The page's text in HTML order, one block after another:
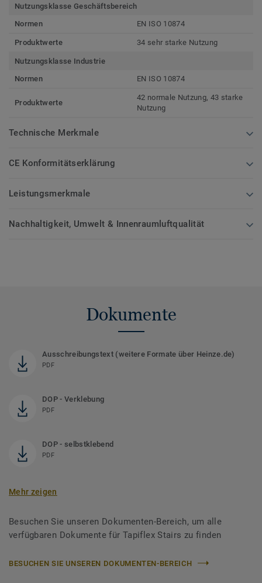
Nutzungsklasse Geschäftsbereich
Normen
EN ISO 10874
Produktwerte 34 sehr starke Nutzung
Nutzungsklasse Industrie
Normen
EN ISO 10874
Produktwerte
42 normale Nutzung, 43 starke
Nutzung
Technische Merkmale
CE Konformitätserklärung
Leistungsmerkmale
Nachhaltigkeit, Umwelt & Innenraumluftqualität
Dokumente
Ausschreibungstext (weitere Formate über Heinze.de)
PDF
DOP - Verklebung
PDF
DOP - selbstklebend
PDF
Mehr zeigen
Besuchen Sie unseren Dokumenten-Bereich, um alle
verfügbaren Dokumente für Tapiflex Stairs zu finden
BESUCHEN SIE UNSEREN DOKUMENTEN-BEREICH